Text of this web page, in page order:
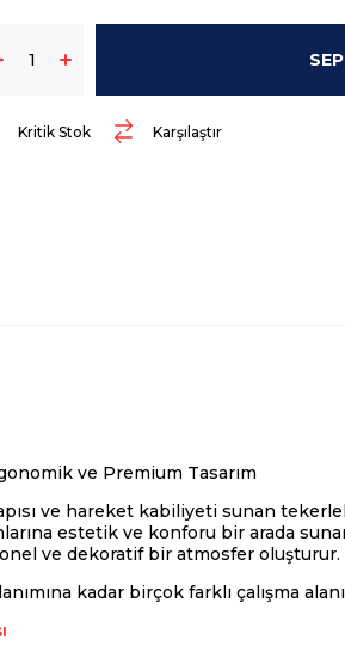
Kritik Stok Karşılaştır
ve Premium Tasarım
ve hareket kabiliyeti sunan
estetik ve konforu bir arada
ve dekoratif bir atmosfer oluşturur.
kadar birçok farklı çalışma